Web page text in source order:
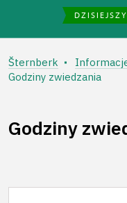
Šternberk
Godziny zwiedzania
Godziny